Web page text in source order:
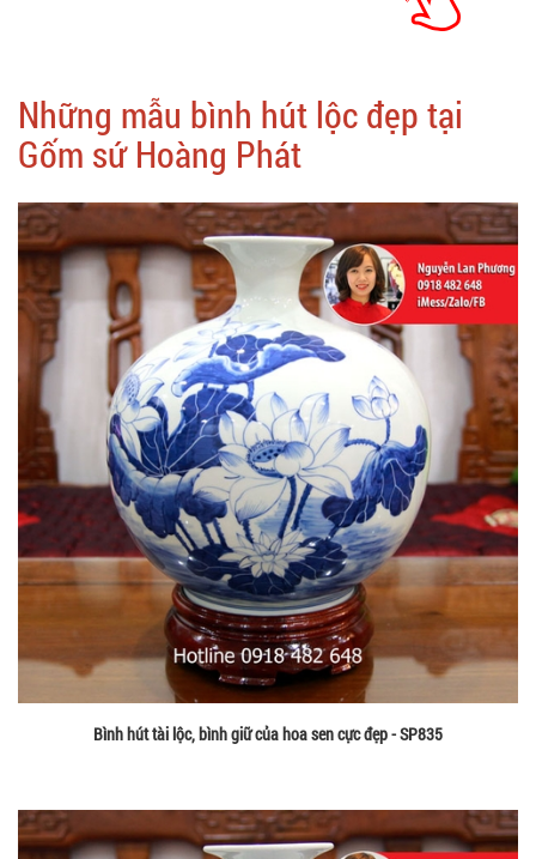
Những mẫu bình hút lộc đẹp tại
Gốm sứ Hoàng Phát
Bình hút tài lộc, bình giữ của hoa sen cực đẹp - SP835